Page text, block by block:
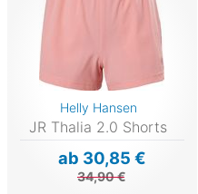
Helly Hansen
JR Thalia 2.0 Shorts
ab 30,85 €
34,90 €